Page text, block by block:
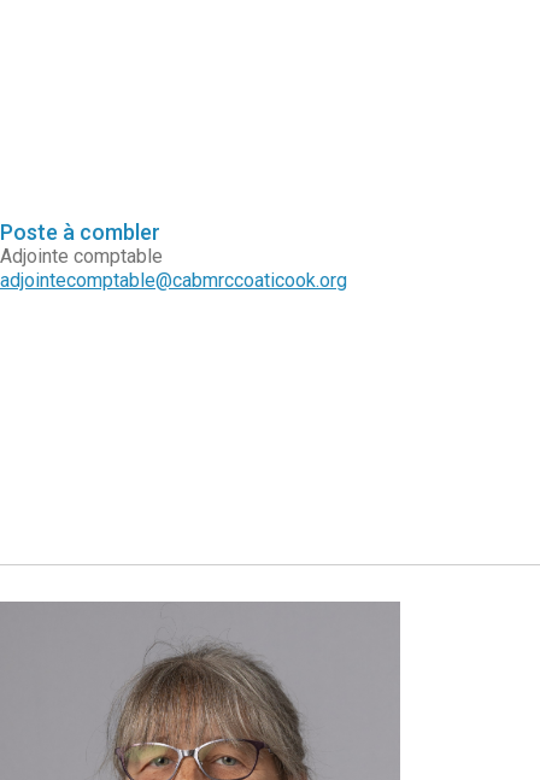
Poste à combler
Adjointe comptable
adjointecomptable@cabmrccoaticook.org